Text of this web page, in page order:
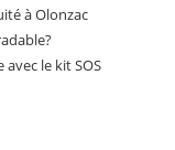
à Olonzac
avec le kit SOS